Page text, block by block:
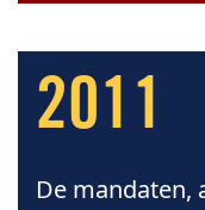
2011
De mandaten,